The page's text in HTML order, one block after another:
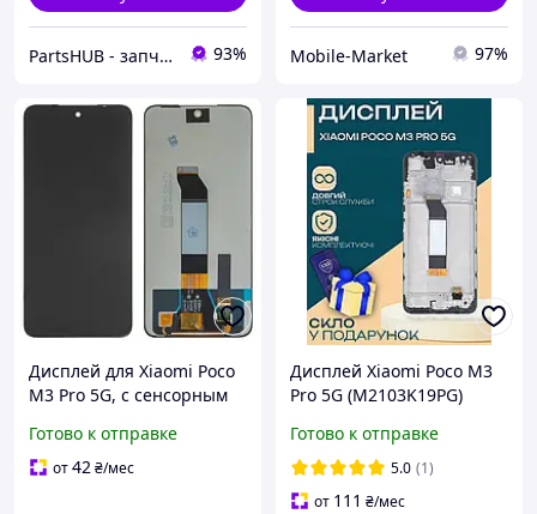
PartsHUB - запчастини на Телефони (Дисплей / Акумулятор / Шлейф-Плати) 93% Mobile-Market 97%
Дисплей для Xiaomi Poco
M3 Pro 5G, с сенсорным
(prc)
Готово к отправке
от42₴/мес
Дисплей Xiaomi Poco M3
Pro 5G (M2103K19PG)
(в рамке), экран оригинал
на Ксиоми Поко М3 Про
Готово к отправке
5.0 (1)
от 111 ₴/мес